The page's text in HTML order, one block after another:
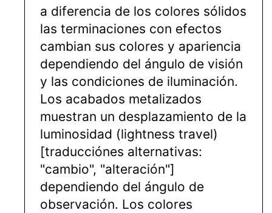
a diferencia de los colores sólidos
las terminaciones con efectos
cambian sus colores y apariencia
dependiendo del ángulo de visión
y las condiciones de iluminación.
Los acabados metalizados
muestran un desplazamiento de la
luminosidad (lightness travel)
[traducciónes alternativas:
"cambio", "alteración"]
dependiendo del ángulo de
observación. Los colores